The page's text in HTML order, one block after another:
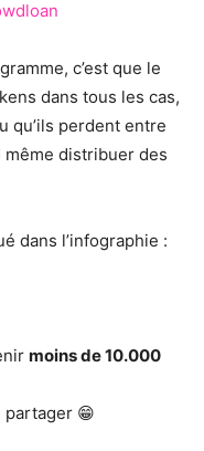
c’est que le
dans tous les cas,
qu’ils perdent entre
même distribuer des
dans l’infographie :
moins de 10.000
partager 😁